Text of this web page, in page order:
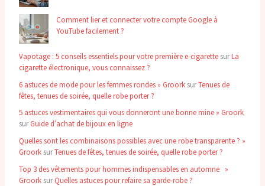
Comment lier et connecter votre compte Google à
YouTube facilement ?
Vapotage : 5 conseils essentiels pour votre première e-cigarette surLa
cigarette électronique, vous connaissez ?
6 astuces de mode pour les femmes rondes » Groork surTenues de
fêtes, tenues de soirée, quelle robe porter ?
5 astuces vestimentaires qui vous donneront une bonne mine » Groork
surGuide d’achat de bijoux en ligne
Quelles sont les combinaisons possibles avec une robe transparente ? »
Groork surTenues de fêtes, tenues de soirée, quelle robe porter ?
Top 3 des vêtements pour hommes indispensables en automne »
Groork surQuelles astuces pour refaire sa garde-robe ?